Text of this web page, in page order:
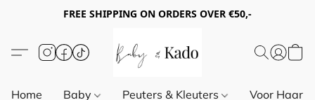
FREE SHIPPING ON ORDERS OVER €50,-
Home Baby Peuters & Kleuters Voor Haar